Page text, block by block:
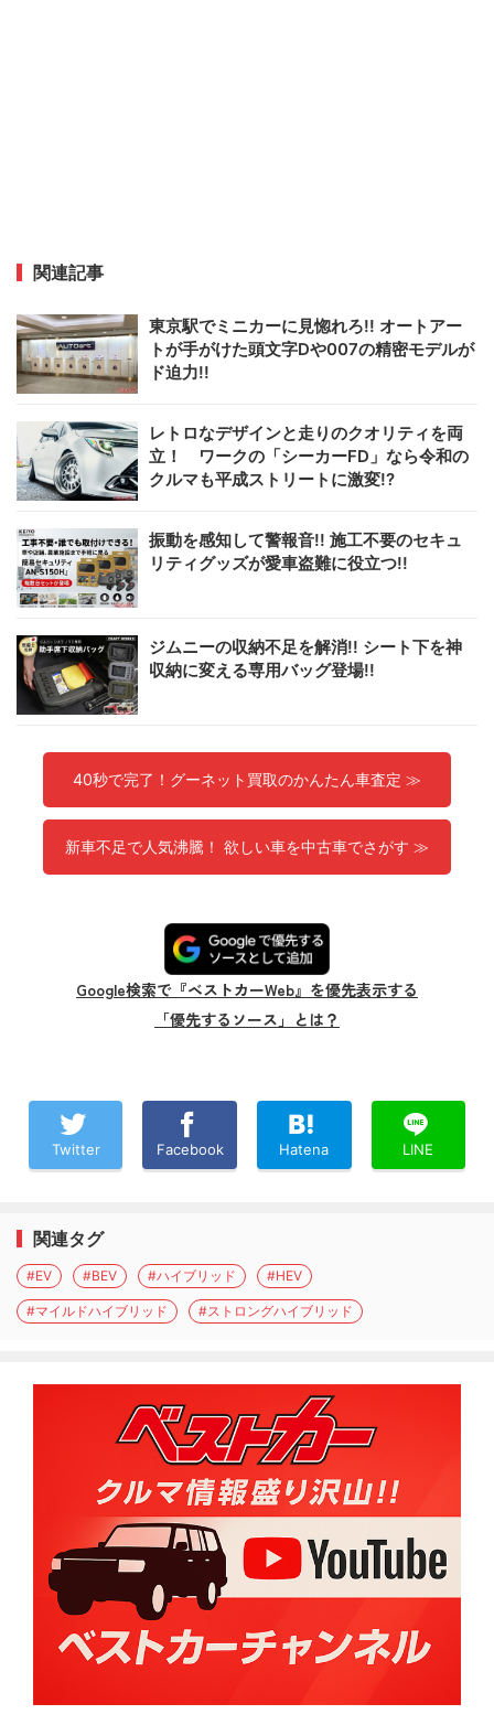
関連記事
東京駅でミニカーに見惚れろ!! オートアー
トが手がけた頭文字Dや007の精密モデルが
ド迫力!!
レトロなデザインと走りのクオリティを両
立！ ワークの「シーカーFD」なら令和の
クルマも平成ストリートに激変!?
振動を感知して警報音!! 施工不要のセキュ
リティグッズが愛車盗難に役立つ!!
ジムニーの収納不足を解消!! シート下を神
収納に変える専用バッグ登場!!
40秒で完了！グーネット買取のかんたん車査定 ≫
新車不足で人気沸騰！ 欲しい車を中古車でさがす ≫
Google検索で『ベストカーWeb』を優先表示する
「優先するソース」とは？
Twitter Facebook Hatena LINE
関連タグ
#EV #BEV #ハイブリッド #HEV
#マイルドハイブリッド #ストロングハイブリッド